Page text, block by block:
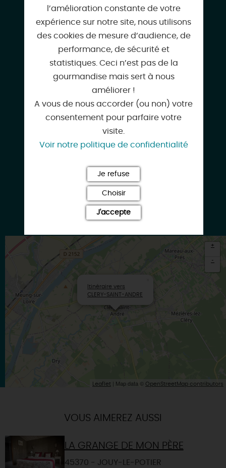
06 07 13 35 40
pc5arpents@gmail.com
www.pc5a.ffe.com
Google
Itinéraire vers
CLERY-SAINT-ANDRE
+
-
Leaflet | Map data © OpenStreetMap contributors
VOUS AIMEREZ AUSSI
LA GRANGE DE MON PÈRE
45370 - JOUY-LE-POTIER
l’amélioration constante de votre
expérience sur notre site, nous utilisons
des cookies de mesure d’audience, de
performance, de sécurité et
statistiques. Ceci n’est pas de la
gourmandise mais sert à nous
améliorer !
A vous de nous accorder (ou non) votre
consentement pour parfaire votre
visite.
Voir notre politique de confidentialité
Je refuse
Choisir
J'accepte